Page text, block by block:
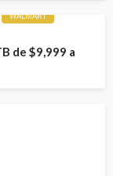
WALMART
de $9,999 a